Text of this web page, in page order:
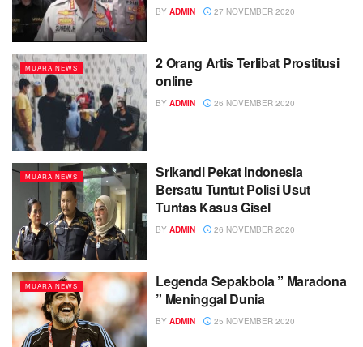
BY ADMIN 27 NOVEMBER 2020
MUARA NEWS
2 Orang Artis Terlibat Prostitusi
online
BY ADMIN 26 NOVEMBER 2020
MUARA NEWS
Srikandi Pekat Indonesia
Bersatu Tuntut Polisi Usut
Tuntas Kasus Gisel
BY ADMIN 26 NOVEMBER 2020
MUARA NEWS
Legenda Sepakbola ” Maradona
” Meninggal Dunia
BY ADMIN 25 NOVEMBER 2020